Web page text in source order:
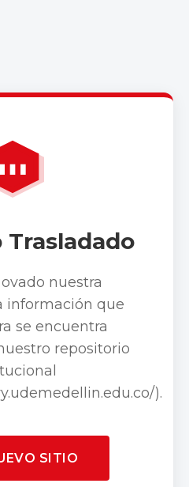
nuestra
información que
se encuentra
repositorio
).
SITIO